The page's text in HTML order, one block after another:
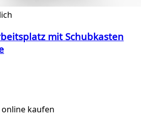
mit Schubkasten
kaufen